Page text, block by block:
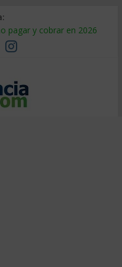
pagar y cobrar en 2026
sale tan caro
auditarla a tiempo
qué hacer
segmentarlo y venderle